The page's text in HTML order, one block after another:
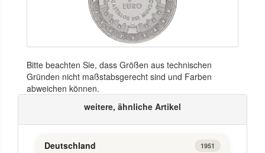
Bitte beachten Sie, dass Größen aus technischen
Gründen nicht maßstabsgerecht sind und Farben
abweichen können.
weitere, ähnliche Artikel
Deutschland 1951